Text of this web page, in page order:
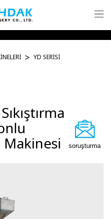
YD SERISI
Makinesi
soruşturma